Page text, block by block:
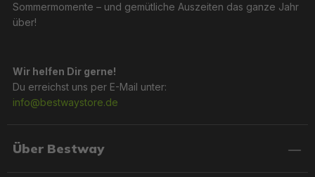
Sommermomente – und gemütliche Auszeiten das ganze Jahr
über!
Wir helfen Dir gerne!
Du erreichst uns per E-Mail unter:
info@bestwaystore.de
Über Bestway